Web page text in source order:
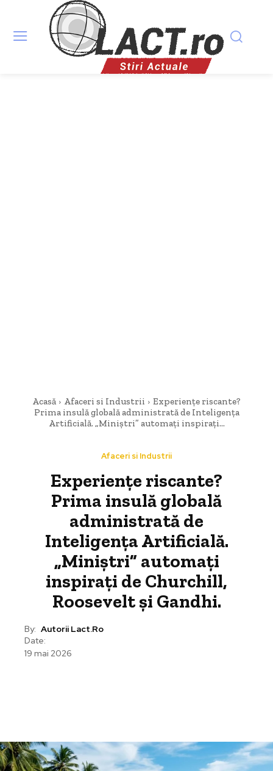
Acasă Afaceri si Industrii
Experiențe riscante?
Prima insulă globală administrată de Inteligența
Artificială. „Miniștri” automați inspirați...
Afaceri si Industrii
Experiențe riscante?
Prima insulă globală
administrată de
Inteligența Artificială.
„Miniștri” automați
inspirați de Churchill,
Roosevelt și Gandhi.
By: Autorii Lact.ro
Date:
19 mai 2026